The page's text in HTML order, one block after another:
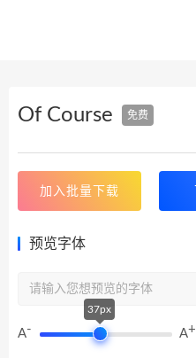
Of Course 免费
加入批量下载
预览字体
A-
37px
A+